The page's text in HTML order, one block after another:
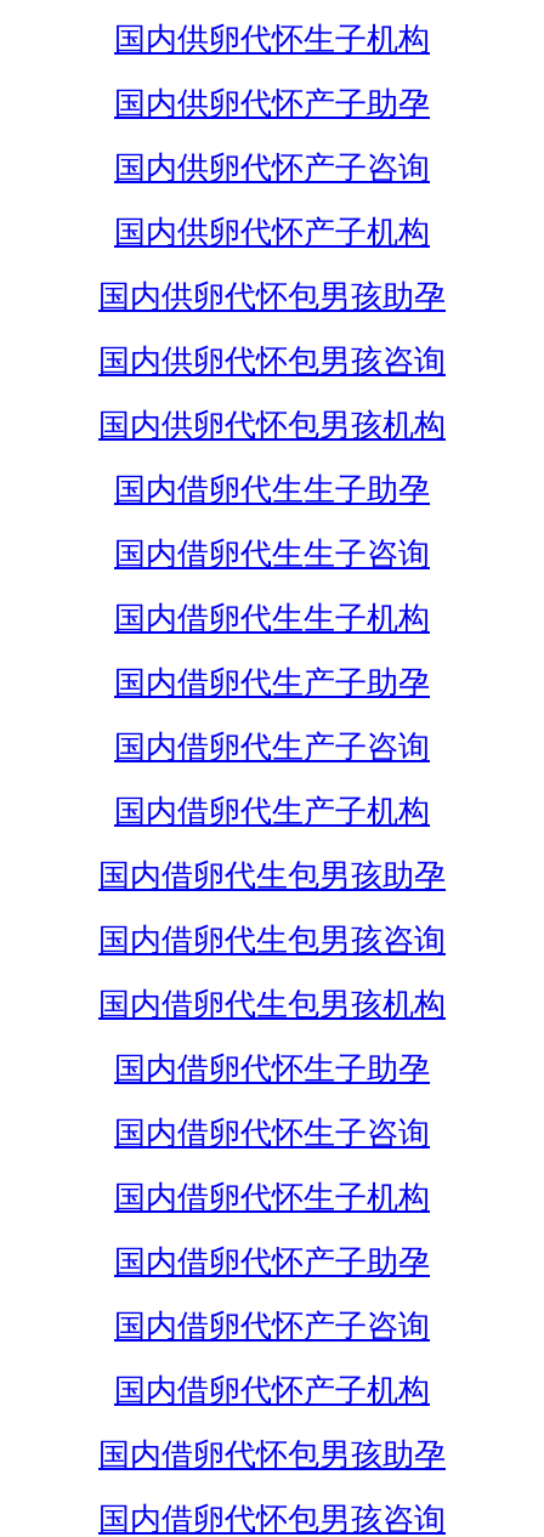
国内供卵代怀生子机构
国内供卵代怀产子助孕
国内供卵代怀产子咨询
国内供卵代怀产子机构
国内供卵代怀包男孩助孕
国内供卵代怀包男孩咨询
国内供卵代怀包男孩机构
国内借卵代生生子助孕
国内借卵代生生子咨询
国内借卵代生生子机构
国内借卵代生产子助孕
国内借卵代生产子咨询
国内借卵代生产子机构
国内借卵代生包男孩助孕
国内借卵代生包男孩咨询
国内借卵代生包男孩机构
国内借卵代怀生子助孕
国内借卵代怀生子咨询
国内借卵代怀生子机构
国内借卵代怀产子助孕
国内借卵代怀产子咨询
国内借卵代怀产子机构
国内借卵代怀包男孩助孕
国内借卵代怀包男孩咨询